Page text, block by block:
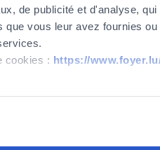
de publicité et d'analyse,
que vous leur avez fournies
cookies : https://